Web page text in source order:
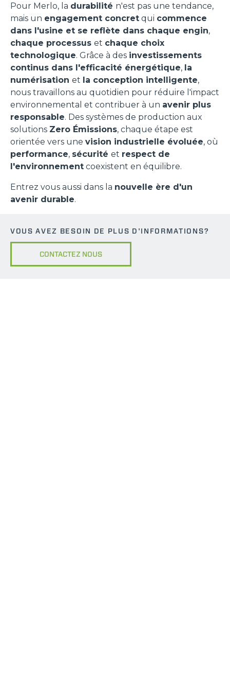
Pour Merlo, la durabilité n'est pas une tendance,
mais un engagement concret qui commence
dans l'usine et se reflète dans chaque engin,
chaque processus et chaque choix
technologique. Grâce à des investissements
continus dans l'efficacité énergétique, la
numérisation et la conception intelligente,
nous travaillons au quotidien pour réduire l'impact
environnemental et contribuer à un avenir plus
responsable. Des systèmes de production aux
solutions Zero Émissions, chaque étape est
orientée vers une vision industrielle évoluée, où
performance, sécurité et respect de
l'environnement coexistent en équilibre.
Entrez vous aussi dans la nouvelle ère d'un
avenir durable.
VOUS AVEZ BESOIN DE PLUS D'INFORMATIONS?
CONTACTEZ NOUS